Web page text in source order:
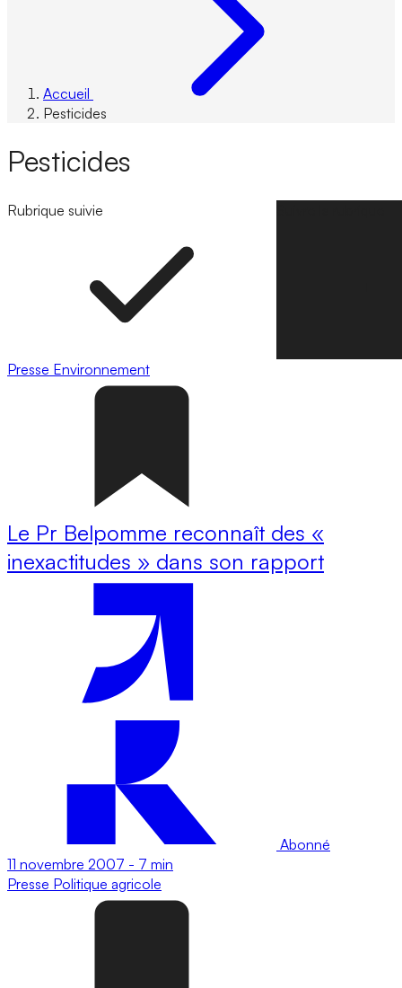
Accueil
Pesticides
Pesticides
Rubrique suivie
Presse Environnement
Le Pr Belpomme reconnaît des «
inexactitudes » dans son rapport
Abonné
11 novembre 2007 - 7 min
Presse Politique agricole